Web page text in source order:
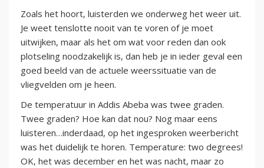
Zoals het hoort, luisterden we onderweg het weer uit.
Je weet tenslotte nooit van te voren of je moet
uitwijken, maar als het om wat voor reden dan ook
plotseling noodzakelijk is, dan heb je in ieder geval een
goed beeld van de actuele weerssituatie van de
vliegvelden om je heen.
De temperatuur in Addis Abeba was twee graden.
Twee graden? Hoe kan dat nou? Nog maar eens
luisteren…inderdaad, op het ingesproken weerbericht
was het duidelijk te horen. Temperature: two degrees!
OK, het was december en het was nacht, maar zo